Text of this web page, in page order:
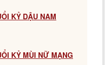
KỶ DẬU NAM
KỶ MÙI NỮ MẠNG